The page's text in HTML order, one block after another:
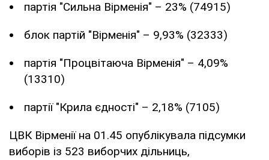
партія "Сильна Вірменія" – 23% (74915)
блок партій "Вірменія" – 9,93% (32333)
партія "Процвітаюча Вірменія" – 4,09%
(13310)
партії "Крила єдності" – 2,18% (7105)
ЦВК Вірменії на 01.45 опублікувала підсумки
виборів із 523 виборчих дільниць,